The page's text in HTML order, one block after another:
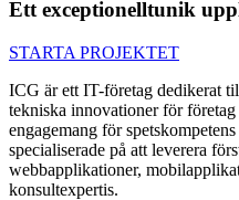
Ett exceptionelltunik
STARTA PROJEKTET
ICG är ett IT-företag dedikerat
tekniska innovationer för
engagemang för
specialiserade på att leverera
webbapplikationer,
konsultexpertis.